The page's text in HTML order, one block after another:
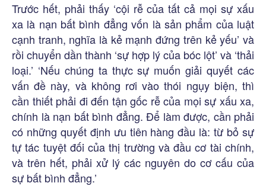
Trước hết, phải thấy ‘cội rễ của tất cả mọi sự xấu
xa là nạn bất bình đẳng vốn là sản phẩm của luật
cạnh tranh, nghĩa là kẻ mạnh đứng trên kẻ yếu’ và
rồi chuyển dần thành ‘sự hợp lý của bóc lột’ và ‘thải
loại.’ ‘Nếu chúng ta thực sự muốn giải quyết các
vấn đề này, và không rơi vào thói ngụy biện, thì
cần thiết phải đi đến tận gốc rễ của mọi sự xấu xa,
chính là nạn bất bình đẳng. Để làm được, cần phải
có những quyết định ưu tiên hàng đầu là: từ bỏ sự
tự tác tuyệt đối của thị trường và đầu cơ tài chính,
và trên hết, phải xử lý các nguyên do cơ cấu của
sự bất bình đẳng.’